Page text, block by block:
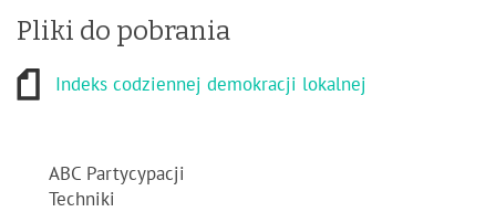
Pliki do pobrania
Indeks codziennej demokracji lokalnej
ABC Partycypacji
Techniki